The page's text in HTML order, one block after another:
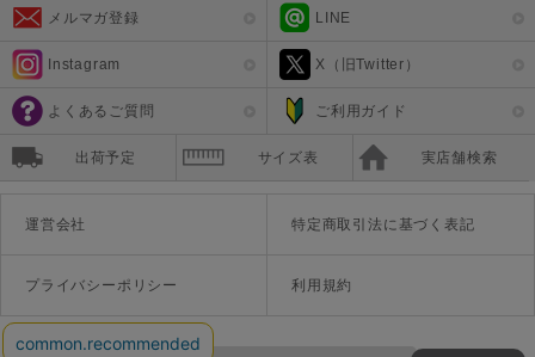
メルマガ登録 LINE
Instagram X（旧Twitter）
よくあるご質問 ご利用ガイド
出荷予定 サイズ表 実店舗検索
運営会社 特定商取引法に基づく表記
プライバシーポリシー 利用規約